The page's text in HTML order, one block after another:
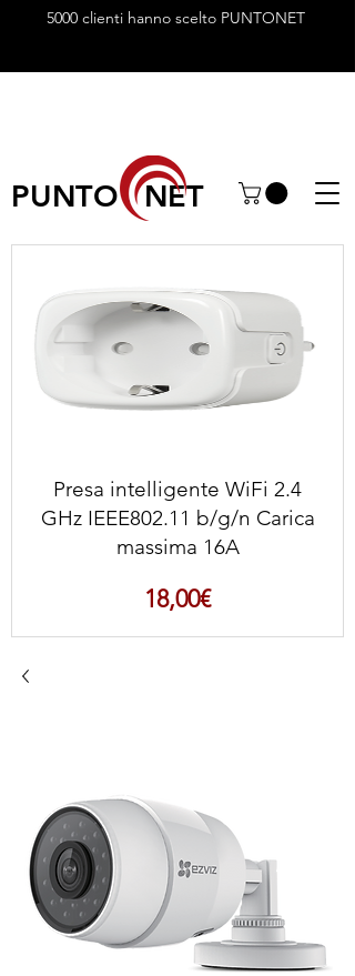
5000 clienti hanno scelto PUNTONET
PUNTO NET
Presa intelligente WiFi 2.4
GHz IEEE802.11 b/g/n Carica
massima 16A
18,00€Prezzo